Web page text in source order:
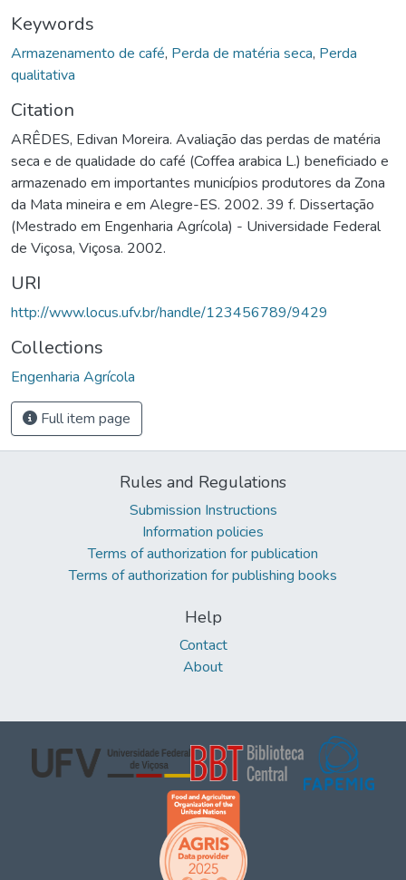
Keywords
Armazenamento de café, Perda de matéria seca, Perda
qualitativa
Citation
ARÊDES, Edivan Moreira. Avaliação das perdas de matéria
seca e de qualidade do café (Coffea arabica L.) beneficiado e
armazenado em importantes municípios produtores da Zona
da Mata mineira e em Alegre-ES. 2002. 39 f. Dissertação
(Mestrado em Engenharia Agrícola) - Universidade Federal
de Viçosa, Viçosa. 2002.
URI
http://www.locus.ufv.br/handle/123456789/9429
Collections
Engenharia Agrícola
Full item page
Rules and Regulations
Submission Instructions
Information policies
Terms of authorization for publication
Terms of authorization for publishing books
Help
Contact
About